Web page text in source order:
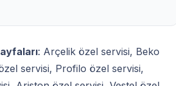
: Arçelik özel servisi, Beko
servisi, Profilo özel servisi,